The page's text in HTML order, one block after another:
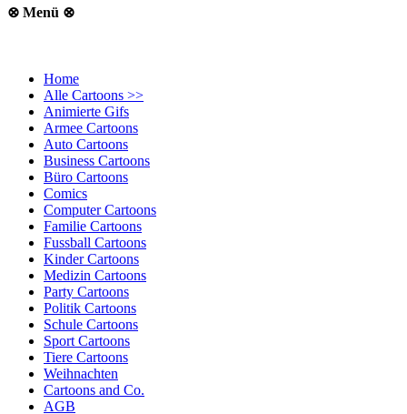
⊗ Menü ⊗
Home
Alle Cartoons >>
Animierte Gifs
Armee Cartoons
Auto Cartoons
Business Cartoons
Büro Cartoons
Comics
Computer Cartoons
Familie Cartoons
Fussball Cartoons
Kinder Cartoons
Medizin Cartoons
Party Cartoons
Politik Cartoons
Schule Cartoons
Sport Cartoons
Tiere Cartoons
Weihnachten
Cartoons and Co.
AGB